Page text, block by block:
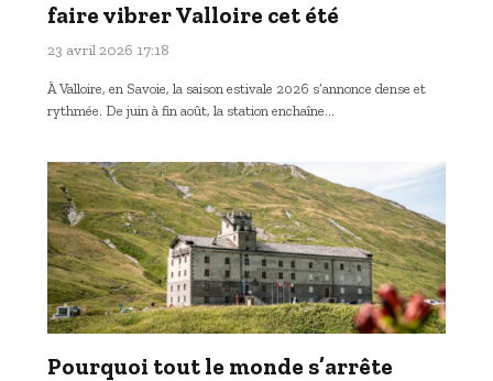
faire vibrer Valloire cet été
23 avril 2026 17:18
À Valloire, en Savoie, la saison estivale 2026 s’annonce dense et
rythmée. De juin à fin août, la station enchaîne…
Pourquoi tout le monde s’arrête